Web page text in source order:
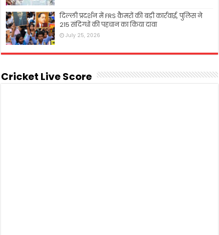
दिल्ली प्रदर्शन में FRS कैमरों की बड़ी कार्रवाई, पुलिस ने
215 संदिग्धों की पहचान का किया दावा
July 25, 2026
Cricket Live Score